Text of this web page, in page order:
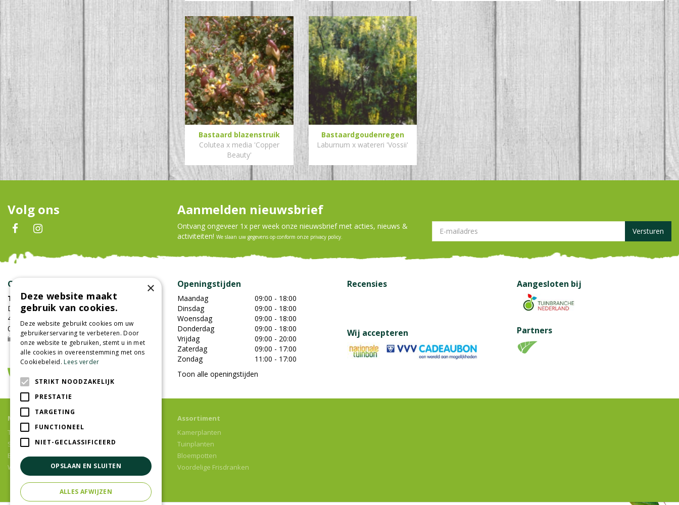
Bastaard blazenstruik
Colutea x media 'Copper
Beauty'
Bastaardgoudenregen
Laburnum x watereri 'Vossii'
Aanmelden nieuwsbrief
Ontvang ongeveer 1x per week onze nieuwsbrief met acties, nieuws &
activiteiten! We slaan uw gegevens op conform onze privacy policy
Volg ons
Contact
Tuincentrum Oosterhout
Damweg 7
4905BS Oosterhout
0162-451852
info@tuincentrumoosterhout.nl
Openingstijden
Maandag
09:00 - 18:00
Dinsdag
09:00 - 18:00
Woensdag
09:00 - 18:00
Donderdag
09:00 - 18:00
Vrijdag
09:00 - 20:00
Zaterdag
09:00 - 17:00
Zondag
11:00 - 17:00
Toon alle openingstijden
Recensies Aangesloten bij
Partners
Wij accepteren
Meer informatie
Tuincentrum
Speelparadijs
Bloemenwinkel
Woonwinkel
Assortiment
Kamerplanten
Tuinplanten
Bloempotten
Voordelige Frisdranken
×
Deze website maakt
gebruik van cookies.
Deze website gebruikt cookies om uw
gebruikerservaring te verbeteren. Door
onze website te gebruiken, stemt u in met
alle cookies in overeenstemming met ons
Cookiebeleid.Lees verder
STRIKT NOODZAKELIJK
PRESTATIE
TARGETING
FUNCTIONEEL
NIET-GECLASSIFICEERD
OPSLAAN EN SLUITEN
ALLES AFWIJZEN